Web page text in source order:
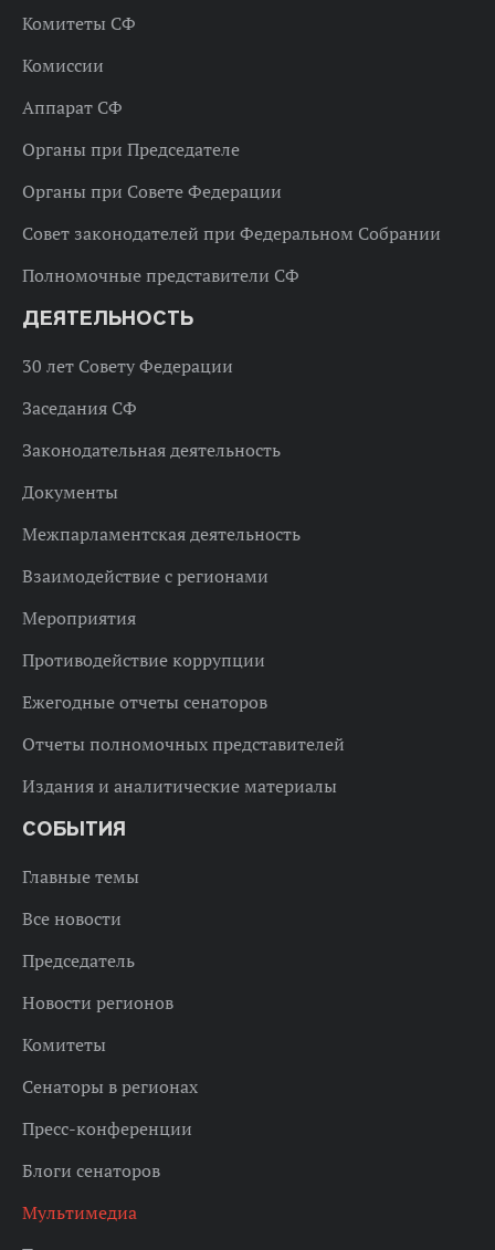
Комитеты СФ
Комиссии
Аппарат СФ
Органы при Председателе
Органы при Совете Федерации
Совет законодателей при Федеральном Собрании
Полномочные представители СФ
ДЕЯТЕЛЬНОСТЬ
30 лет Совету Федерации
Заседания СФ
Законодательная деятельность
Документы
Межпарламентская деятельность
Взаимодействие с регионами
Мероприятия
Противодействие коррупции
Ежегодные отчеты сенаторов
Отчеты полномочных представителей
Издания и аналитические материалы
СОБЫТИЯ
Главные темы
Все новости
Председатель
Новости регионов
Комитеты
Сенаторы в регионах
Пресс-конференции
Блоги сенаторов
Мультимедиа